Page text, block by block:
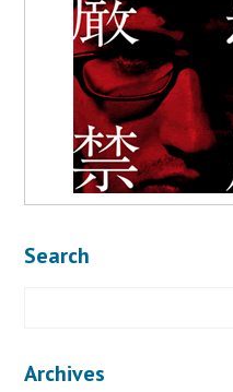
Search
Archives